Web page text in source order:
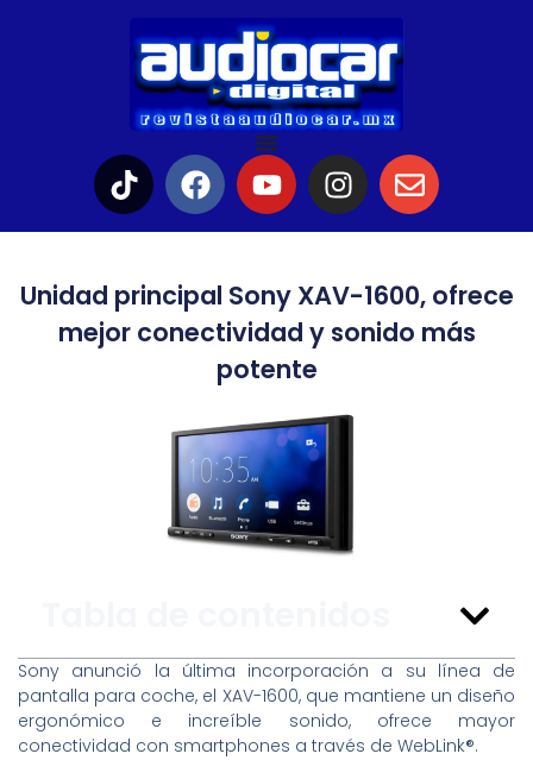
Unidad principal Sony XAV-1600, ofrece
mejor conectividad y sonido más
potente
Sony anunció la última incorporación a su línea de
pantalla para coche, el XAV-1600, que mantiene un diseño
ergonómico e increíble sonido, ofrece mayor
conectividad con smartphones a través de WebLink®.